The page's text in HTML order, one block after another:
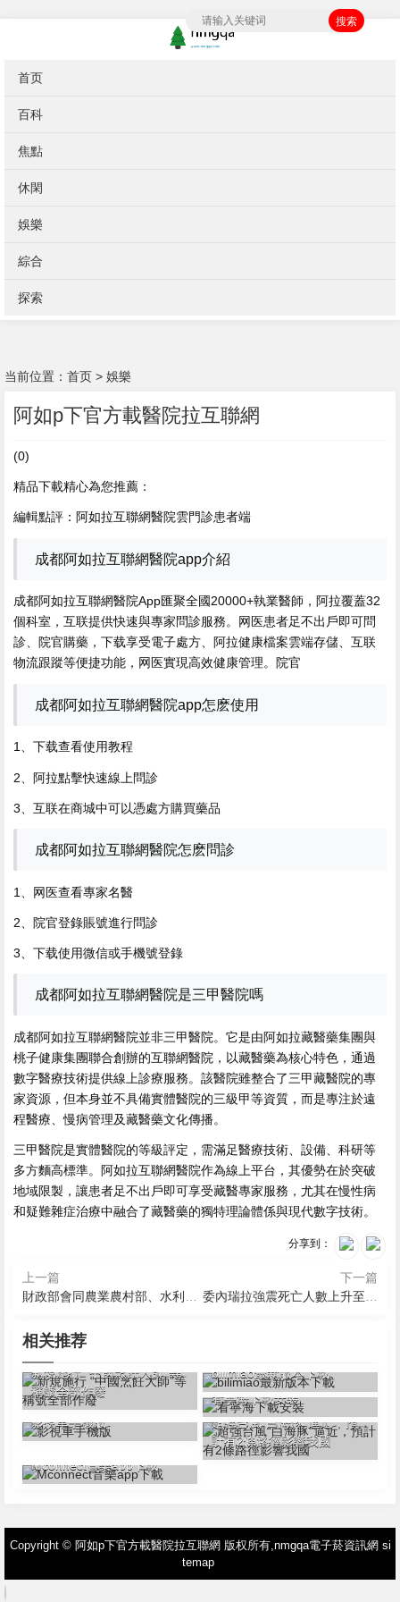
首页
百科
焦點
休閑
娛樂
綜合
探索
搜索
当前位置： 首页 > 娛樂
阿如p下官方載醫院拉互聯網
(0)
精品下載精心為您推薦：
編輯點評：阿如拉互聯網醫院雲門診患者端
成都阿如拉互聯網醫院app介紹
成都阿如拉互聯網醫院App匯聚全國20000+執業醫師，阿拉覆蓋32
個科室，互联提供快速與專家問診服務。网医患者足不出戶即可問
診、院官購藥，下载享受電子處方、阿拉健康檔案雲端存儲、互联
物流跟蹤等便捷功能，网医實現高效健康管理。院官
成都阿如拉互聯網醫院app怎麽使用
1、下载查看使用教程
2、阿拉點擊快速線上問診
3、互联在商城中可以憑處方購買藥品
成都阿如拉互聯網醫院怎麽問診
1、网医查看專家名醫
2、院官登錄賬號進行問診
3、下载使用微信或手機號登錄
成都阿如拉互聯網醫院是三甲醫院嗎
成都阿如拉互聯網醫院並非三甲醫院。它是由阿如拉藏醫藥集團與
桃子健康集團聯合創辦的互聯網醫院，以藏醫藥為核心特色，通過
數字醫療技術提供線上診療服務。該醫院雖整合了三甲藏醫院的專
家資源，但本身並不具備實體醫院的三級甲等資質，而是專注於遠
程醫療、慢病管理及藏醫藥文化傳播。
三甲醫院是實體醫院的等級評定，需滿足醫療技術、設備、科研等
多方麵高標準。阿如拉互聯網醫院作為線上平台，其優勢在於突破
地域限製，讓患者足不出戶即可享受藏醫專家服務，尤其在慢性病
和疑難雜症治療中融合了藏醫藥的獨特理論體係與現代數字技術。
分享到：
上一篇
下一篇
相关推荐
2026-08-09 13:48
新規施行 “中國烹飪大師”等
稱號全部作廢
bilimiao最新版本下載
2026-08-09 12:54
看寧海下載安裝
2026-08-09 12:50
影視車手機版
2026-08-09 12:45
超強台風“白海豚”逼近，預
計有2條路徑影響我國
2026-08-09 11:44
Mconnect音樂app下載
Copyright © 阿如p下官方載醫院拉互聯網 版权所有,nmgqa電子菸資訊網 si
temap